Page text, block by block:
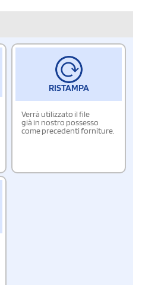
RISTAMPA
Verrà utilizzato il file
già in nostro possesso
come precedenti forniture.